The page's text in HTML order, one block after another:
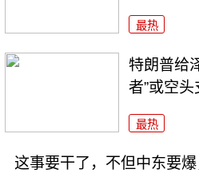
最热
特朗普给
者”或空头
最热
这事要干了，不但中东要爆